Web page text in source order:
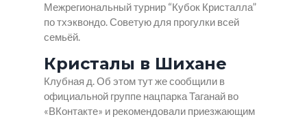
Межрегиональный турнир “Кубок Кристалла”
по тхэквондо. Советую для прогулки всей
семьёй.
Кристалы в Шихане
Клубная д. Об этом тут же сообщили в
официальной группе нацпарка Таганай во
«ВКонтакте» и рекомендовали приезжающим